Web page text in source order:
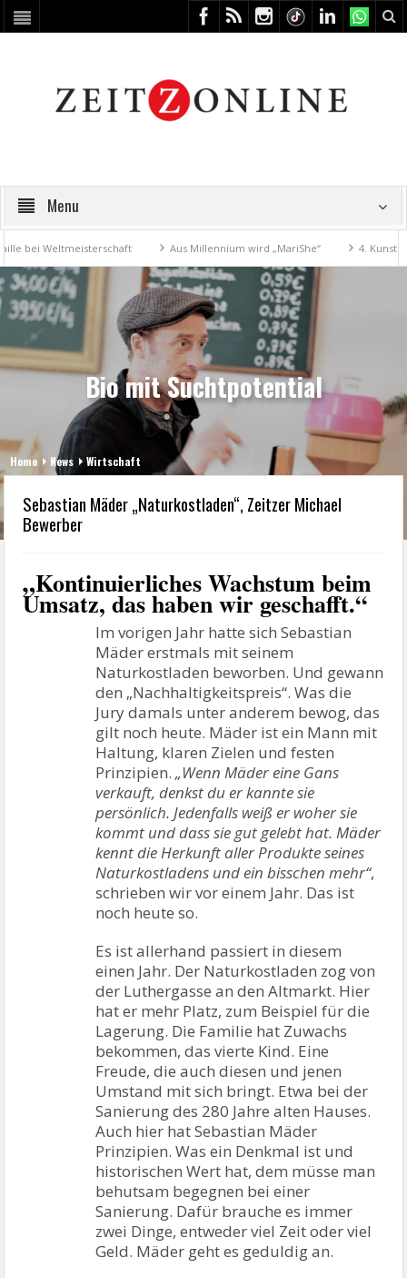
Menu
Aus Millennium wird „MariShe“ 4. Kunstfest macht
Bio mit Suchtpotential
Home News Wirtschaft
Sebastian Mäder „Naturkostladen“, Zeitzer Michael
Bewerber
„Kontinuierliches Wachstum beim
Umsatz, das haben wir geschafft.“
Im vorigen Jahr hatte sich Sebastian
Mäder erstmals mit seinem
Naturkostladen beworben. Und gewann
den „Nachhaltigkeitspreis“. Was die
Jury damals unter anderem bewog, das
gilt noch heute. Mäder ist ein Mann mit
Haltung, klaren Zielen und festen
Prinzipien.„Wenn Mäder eine Gans
verkauft, denkst du er kannte sie
persönlich. Jedenfalls weiß er woher sie
kommt und dass sie gut gelebt hat. Mäder
kennt die Herkunft aller Produkte seines
Naturkostladens und ein bisschen mehr“,
schrieben wir vor einem Jahr. Das ist
noch heute so.
Es ist allerhand passiert in diesem
einen Jahr. Der Naturkostladen zog von
der Luthergasse an den Altmarkt. Hier
hat er mehr Platz, zum Beispiel für die
Lagerung. Die Familie hat Zuwachs
bekommen, das vierte Kind. Eine
Freude, die auch diesen und jenen
Umstand mit sich bringt. Etwa bei der
Sanierung des 280 Jahre alten Hauses.
Auch hier hat Sebastian Mäder
Prinzipien. Was ein Denkmal ist und
historischen Wert hat, dem müsse man
behutsam begegnen bei einer
Sanierung. Dafür brauche es immer
zwei Dinge, entweder viel Zeit oder viel
Geld. Mäder geht es geduldig an.